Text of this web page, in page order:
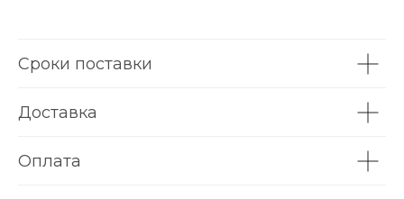
Сроки поставки
Доставка
Оплата